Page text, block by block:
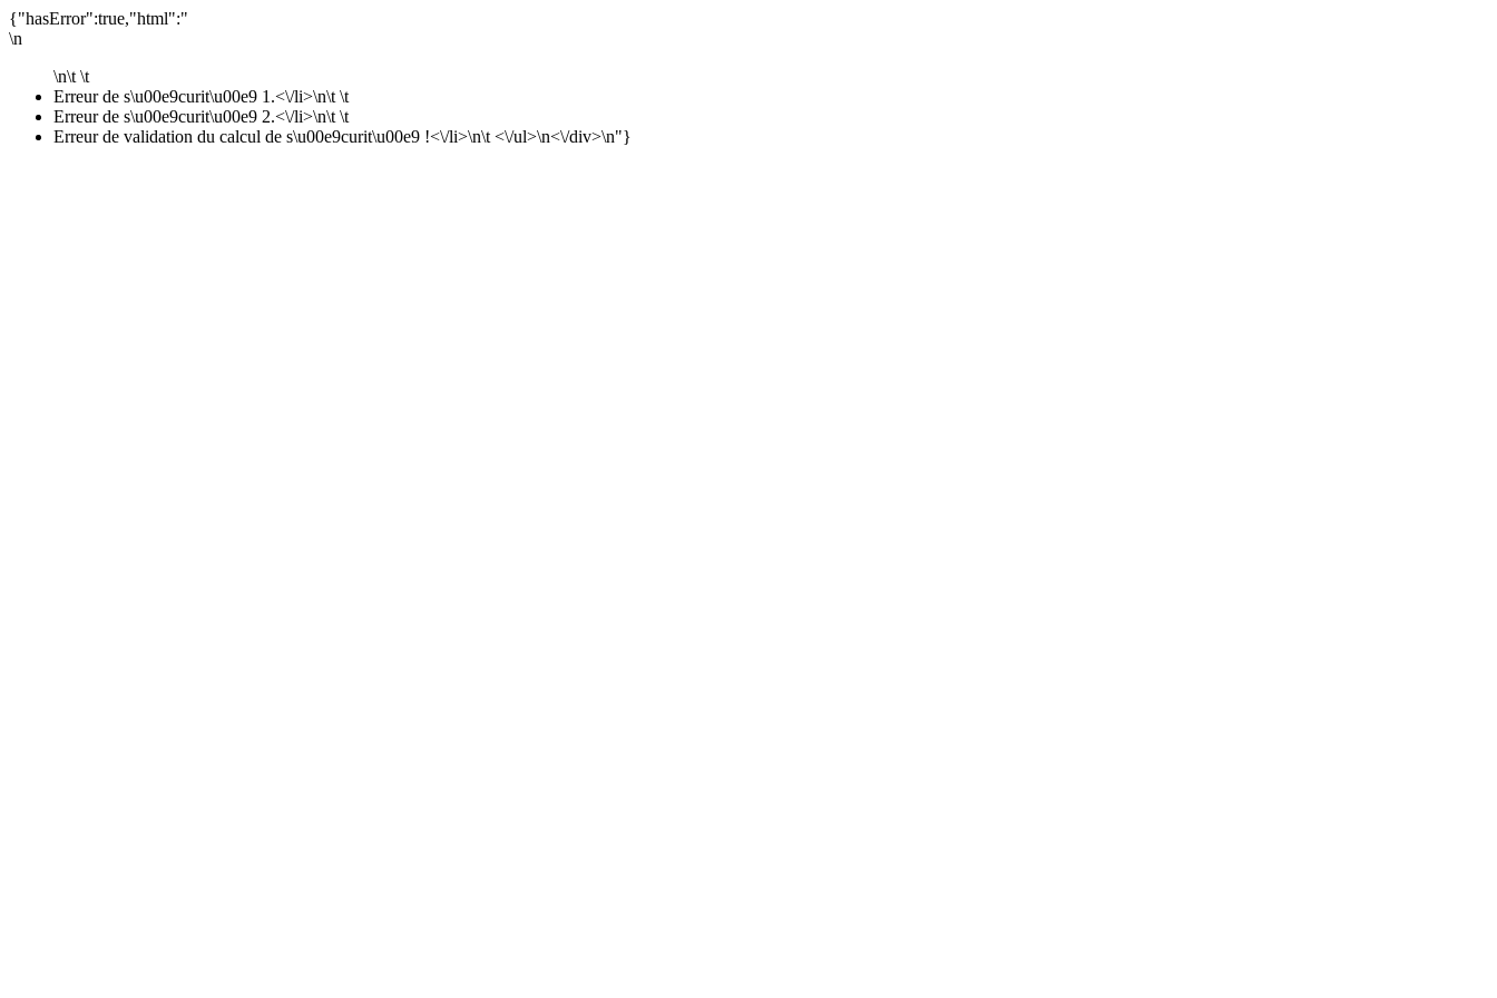
{"hasError":true,"html":"
\n
\n\t \t
Erreur de s\u00e9curit\u00e9 1.<\/li>\n\t \t
Erreur de s\u00e9curit\u00e9 2.<\/li>\n\t \t
Erreur de validation du calcul de s\u00e9curit\u00e9 !<\/li>\n\t <\/ul>\n<\/div>\n"}